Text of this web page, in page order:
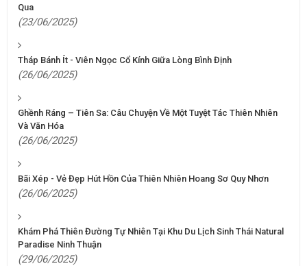
Qua
(23/06/2025)
Tháp Bánh Ít - Viên Ngọc Cổ Kính Giữa Lòng Bình Định
(26/06/2025)
Ghềnh Ráng – Tiên Sa: Câu Chuyện Về Một Tuyệt Tác Thiên Nhiên
Và Văn Hóa
(26/06/2025)
Bãi Xép - Vẻ Đẹp Hút Hồn Của Thiên Nhiên Hoang Sơ Quy Nhơn
(26/06/2025)
Khám Phá Thiên Đường Tự Nhiên Tại Khu Du Lịch Sinh Thái Natural
Paradise Ninh Thuận
(29/06/2025)